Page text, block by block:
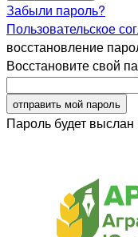
Забыли пароль?
Пользовательское
восстановление
Восстановите свой
Пароль будет